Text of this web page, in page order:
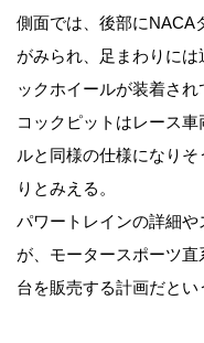
側面では、後部にNACA
がみられ、足まわりに
ックホイールが装着され
コックピットはレース
ルと同様の仕様になり
りとみえる。
パワートレインの詳細
が、モータースポーツ
台を販売する計画だとい